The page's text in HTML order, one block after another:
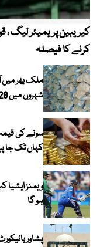
کرنے کا فیصلہ
ملک بھر
شہروں میں 20 کلو تھیلا 100 روپے تک مہنگا
سونے کی
کہاں تک جا
ہو گا
پشاور